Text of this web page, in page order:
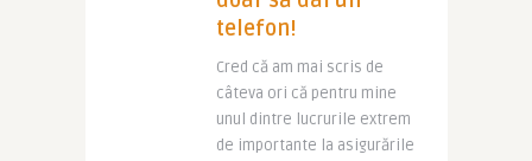
telefon!
Cred că am mai scris de
câteva ori că pentru mine
unul dintre lucrurile extrem
de importante la asigurările